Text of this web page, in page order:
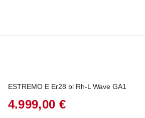
ESTREMO E Er28 bl Rh-L Wave GA1
4.999,00 €